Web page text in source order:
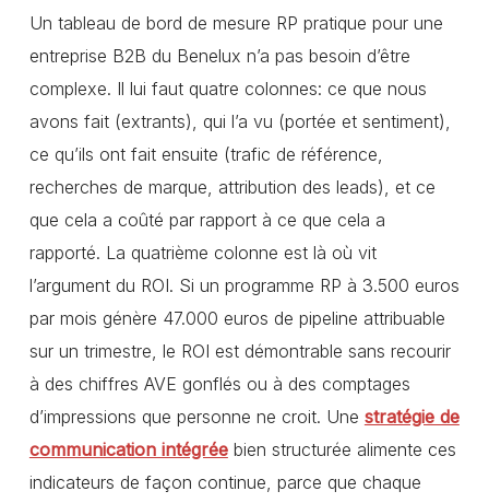
Un tableau de bord de mesure RP pratique pour une
entreprise B2B du Benelux n’a pas besoin d’être
complexe. Il lui faut quatre colonnes: ce que nous
avons fait (extrants), qui l’a vu (portée et sentiment),
ce qu’ils ont fait ensuite (trafic de référence,
recherches de marque, attribution des leads), et ce
que cela a coûté par rapport à ce que cela a
rapporté. La quatrième colonne est là où vit
l’argument du ROI. Si un programme RP à 3.500 euros
par mois génère 47.000 euros de pipeline attribuable
sur un trimestre, le ROI est démontrable sans recourir
à des chiffres AVE gonflés ou à des comptages
d’impressions que personne ne croit. Une stratégie de
communication intégréebien structurée alimente ces
indicateurs de façon continue, parce que chaque